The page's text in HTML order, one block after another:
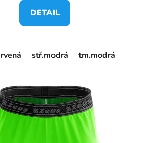
DETAIL
stř.modrá tm.modrá